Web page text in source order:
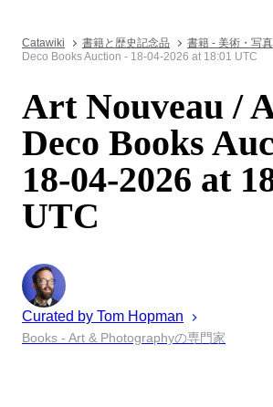
Catawiki 書籍と歴史記念品 書籍 - 美術・写真
Deco Books Auction - 18-04-2026 at 18:01 UTC
Art Nouveau /
Deco Books
18-04-2026 at
UTC
Curated by Tom Hopman
Books - Art & Photographyの専門家